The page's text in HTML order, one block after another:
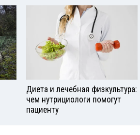
Диета и лечебная физкультура:
чем нутрициологи помогут
пациенту